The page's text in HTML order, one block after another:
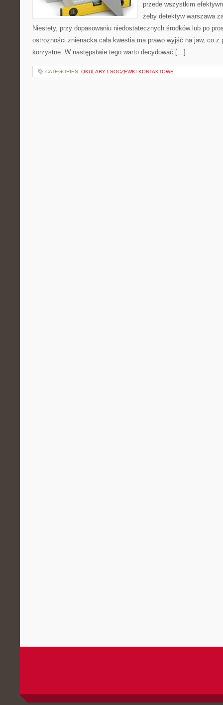
przede wszystkim
żeby detektyw warszawa
Niestety, przy dopasowaniu niedostatecznych środków lub po
ostrożności znienacka cała kwestia ma prawo wyjść na jaw, co z
korzystne. W następstwie tego warto decydować […]
CATEGORIES: OKULARY I SOCZEWKI KONTAKTOWE